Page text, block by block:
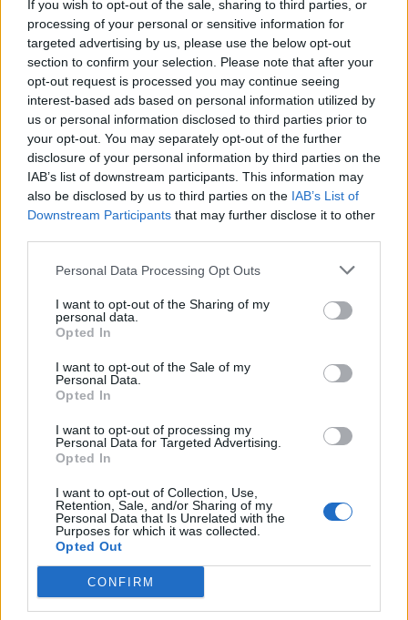
If you wish to opt-out of the sale, sharing to third parties, or
processing of your personal or sensitive information for
targeted advertising by us, please use the below opt-out
section to confirm your selection. Please note that after your
opt-out request is processed you may continue seeing
interest-based ads based on personal information utilized by
us or personal information disclosed to third parties prior to
your opt-out. You may separately opt-out of the further
disclosure of your personal information by third parties on the
IAB’s list of downstream participants. This information may
also be disclosed by us to third parties on the IAB’s List of
Downstream Participants that may further disclose it to other
Personal Data Processing Opt Outs
I want to opt-out of the Sharing of my
personal data.
Opted In
I want to opt-out of the Sale of my
Personal Data.
Opted In
I want to opt-out of processing my
Personal Data for Targeted Advertising.
Opted In
I want to opt-out of Collection, Use,
Retention, Sale, and/or Sharing of my
Personal Data that Is Unrelated with the
Purposes for which it was collected.
Opted Out
CONFIRM
2 Ago 2026
L'Iglesias si rinforza con Papa Seck e
Diawara, al Bonorva il difensore Balbo
1 Ago 2026
Colpo del Tortolì: arriva il centrocampista
figlio d'arte Bruno Conti
1 Ago 2026
La Villacidrese torna in Eccellenza,
31 Lug 2026
Carbonia, l'ex presidente Canu: «Lasciai i
soldi per pagare le vertenze, Meloni si
dei giocatori»
31 Lug 2026
Francesco Cattide è il nuovo tecnico
29 Lug 2026